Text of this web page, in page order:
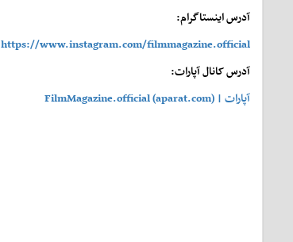
آدرس اینستاگرام:
https://www.instagram.com/filmmagazine.official
آدرس کانال آپارات:
آپارات | FilmMagazine.official (aparat.com)